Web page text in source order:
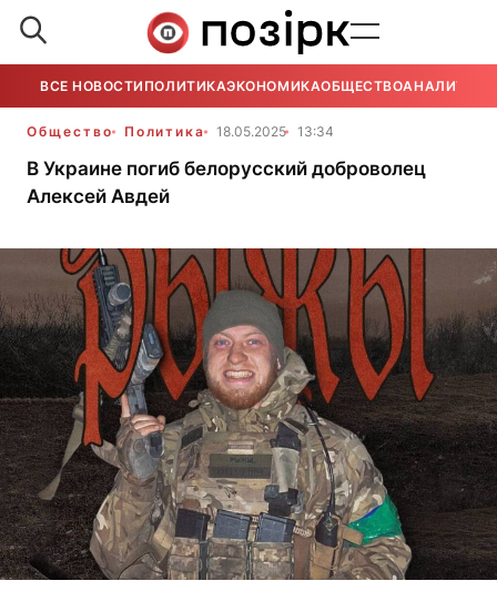
ВСЕ НОВОСТИ ПОЛИТИКАЭКОНОМИКАОБЩЕСТВОАНАЛИТИКА
Общество Политика 18.05.2025 13:34
В Украине погиб белорусский доброволец
Алексей Авдей